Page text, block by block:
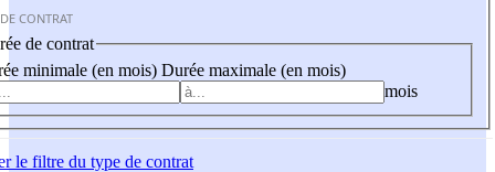
CONTRAT
de contrat
minimale (en mois) Durée maximale (en mois)
mois
le filtre du type de contrat